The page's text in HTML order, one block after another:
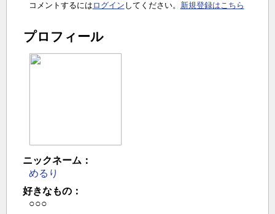
コメントするには ログイン してください。 新規登録はこちら
プロフィール
ニックネーム：
めるり
好きなもの：
○○○